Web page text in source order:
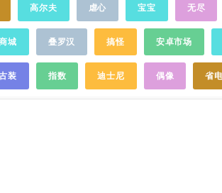
即可赢取现金红包，快速提现！参与
富，文字、图片、语音任你选择，快
你一闪而过的灵感，让有趣的灵魂相
高尔夫 虐心 宝宝 无尽
城 叠罗汉 搞怪 安卓市场
装 指数 迪士尼 偶像 省